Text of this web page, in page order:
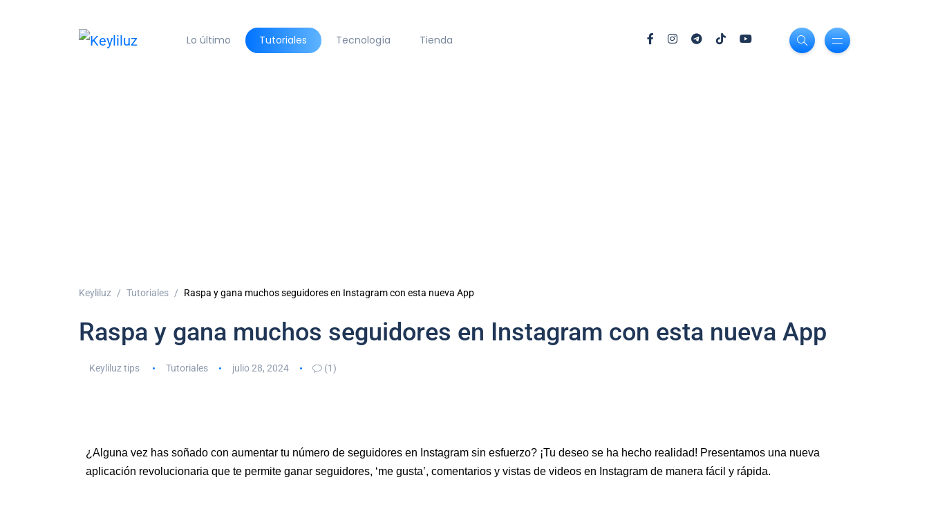
Lo último Tutoriales Tecnología Tienda
Keyliluz Tutoriales Raspa y gana muchos seguidores en Instagram con esta nueva App
Raspa y gana muchos seguidores en Instagram con esta nueva App
Keyliluz tips Tutoriales julio 28, 2024 (1)
¿Alguna vez has soñado con aumentar tu número de seguidores en Instagram sin esfuerzo? ¡Tu deseo se ha hecho realidad! Presentamos una nueva
aplicación revolucionaria que te permite ganar seguidores, ‘me gusta’, comentarios y vistas de videos en Instagram de manera fácil y rápida.